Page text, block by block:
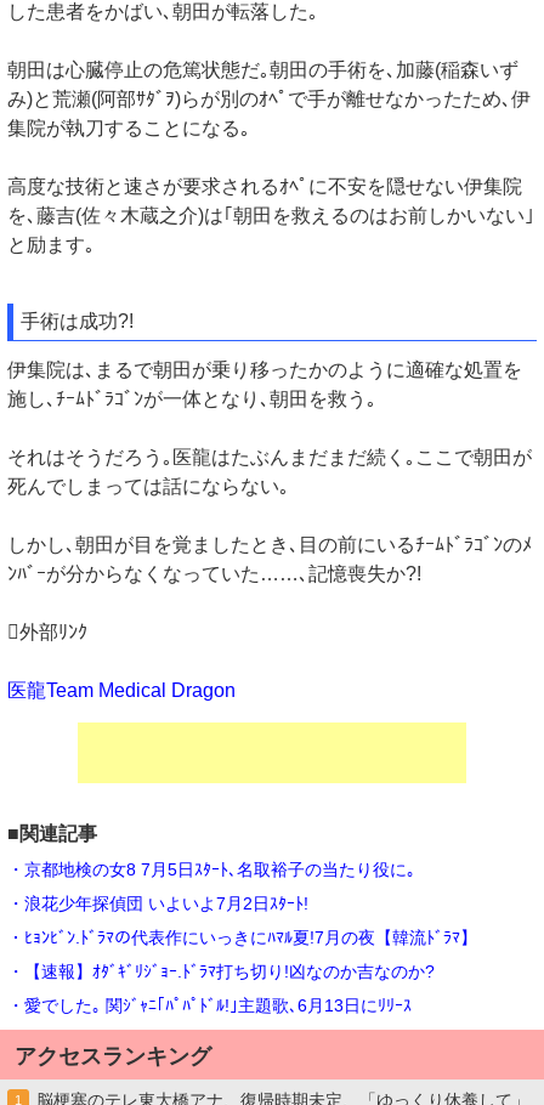
した患者をかばい､朝田が転落した｡
朝田は心臓停止の危篤状態だ｡朝田の手術を､加藤(稲森いず
み)と荒瀬(阿部ｻﾀﾞｦ)らが別のｵﾍﾟで手が離せなかったため､伊
集院が執刀することになる｡
高度な技術と速さが要求されるｵﾍﾟに不安を隠せない伊集院
を､藤吉(佐々木蔵之介)は｢朝田を救えるのはお前しかいない｣
と励ます｡
手術は成功?!
伊集院は､まるで朝田が乗り移ったかのように適確な処置を
施し､ﾁｰﾑﾄﾞﾗｺﾞﾝが一体となり､朝田を救う｡
それはそうだろう｡医龍はたぶんまだまだ続く｡ここで朝田が
死んでしまっては話にならない｡
しかし､朝田が目を覚ましたとき､目の前にいるﾁｰﾑﾄﾞﾗｺﾞﾝのﾒ
ﾝﾊﾞｰが分からなくなっていた……､記憶喪失か?!
外部ﾘﾝｸ
医龍Team Medical Dragon
■関連記事
・京都地検の女8 7月5日ｽﾀｰﾄ､名取裕子の当たり役に｡
・浪花少年探偵団 いよいよ7月2日ｽﾀｰﾄ!
・ﾋｮﾝﾋﾞﾝ.ﾄﾞﾗﾏの代表作にいっきにﾊﾏﾙ夏!7月の夜【韓流ﾄﾞﾗﾏ】
・【速報】ｵﾀﾞｷﾞﾘｼﾞｮｰ.ﾄﾞﾗﾏ打ち切り!凶なのか吉なのか?
・愛でした｡ 関ｼﾞｬﾆ｢ﾊﾟﾊﾟﾄﾞﾙ!｣主題歌､6月13日にﾘﾘｰｽ
アクセスランキング
1 脳梗塞のテレ東大橋アナ、復帰時期未定、「ゆっくり休養して」